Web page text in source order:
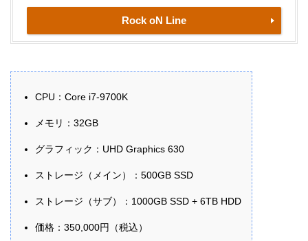
Rock oN Line
CPU：Core i7-9700K
メモリ：32GB
グラフィック：UHD Graphics 630
ストレージ（メイン）：500GB SSD
ストレージ（サブ）：1000GB SSD + 6TB HDD
価格：350,000円（税込）